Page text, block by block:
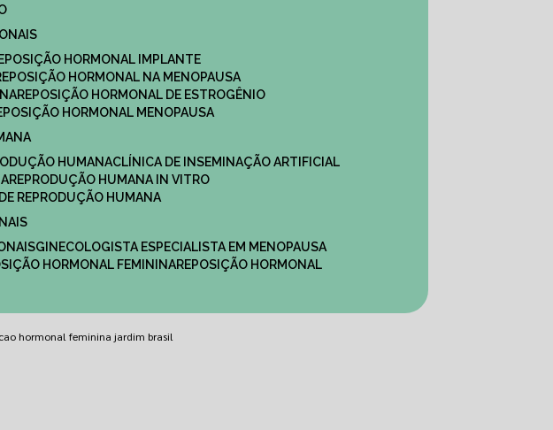
REPOSIÇÃO HORMONAL IMPLANTE
REPOSIÇÃO HORMONAL NA MENOPAUSA
REPOSIÇÃO HORMONAL DE ESTROGÊNIO
HORMONAL MENOPAUSA
HUMANA
CLÍNICA DE INSEMINAÇÃO ARTIFICIAL
REPRODUÇÃO HUMANA IN VITRO
DE REPRODUÇÃO HUMANA
GINECOLOGISTA ESPECIALISTA EM MENOPAUSA
HORMONAL FEMININA
REPOSIÇÃO HORMONAL
hormonal feminina jardim brasil